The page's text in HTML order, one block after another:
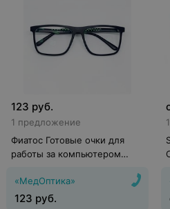
123 руб.
1 предложение
Фиатос Готовые очки для
работы за компьютером
«МедОптика»
123 руб.